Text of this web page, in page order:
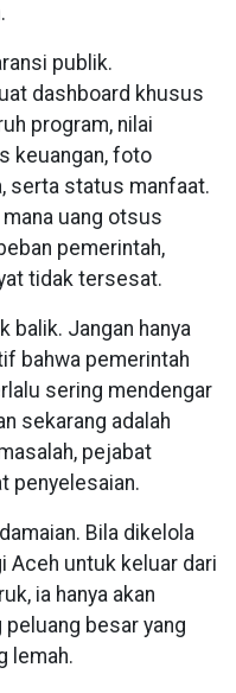
publik.
dashboard khusus
program, nilai
keuangan, foto
serta status manfaat.
uang otsus
pemerintah,
tidak tersesat.
balik. Jangan hanya
bahwa pemerintah
sering mendengar
sekarang adalah
pejabat
penyelesaian.
Bila dikelola
Aceh untuk keluar dari
ia hanya akan
besar yang
lemah.